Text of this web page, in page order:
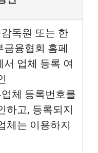
독원 또는 한
금융협회 홈페
서 업체 등록 여
체 등록번호를
하고, 등록되지
체는 이용하지